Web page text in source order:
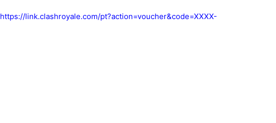
https://link.clashroyale.com/pt?action=voucher&code=XXXX-